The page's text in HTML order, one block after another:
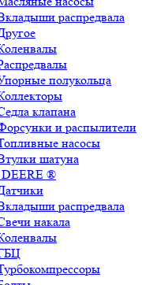
распредвала
полукольца
клапана
и распылители
насосы
шатуна
®
распредвала
накала